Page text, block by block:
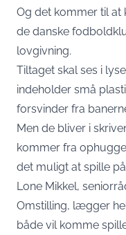
Og det kommer til at
de danske
lovgivning.
Tiltaget skal ses i
indeholder små
forsvinder fra
Men de bliver i
kommer fra
det muligt at spille
Lone Mikkel,
Omstilling, lægger
både vil komme